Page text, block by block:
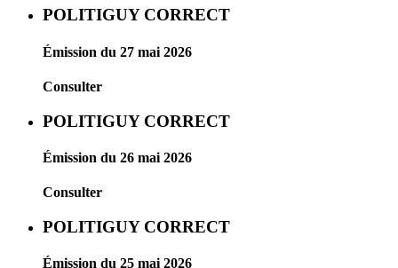
POLITIGUY CORRECT
Émission du 27 mai 2026
Consulter
POLITIGUY CORRECT
Émission du 26 mai 2026
Consulter
POLITIGUY CORRECT
Émission du 25 mai 2026